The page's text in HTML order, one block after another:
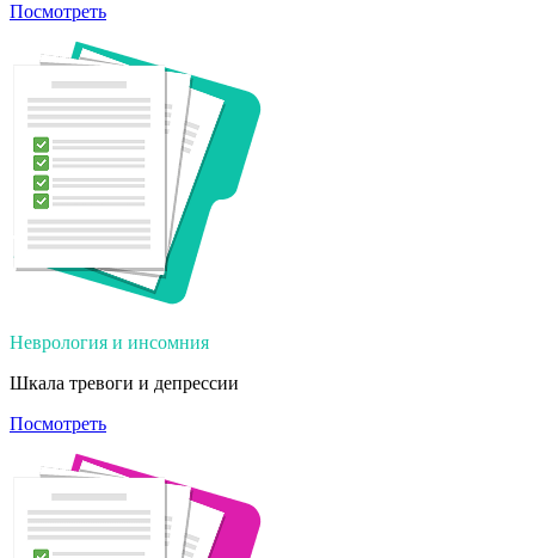
Посмотреть
Неврология и инсомния
Шкала тревоги и депрессии
Посмотреть